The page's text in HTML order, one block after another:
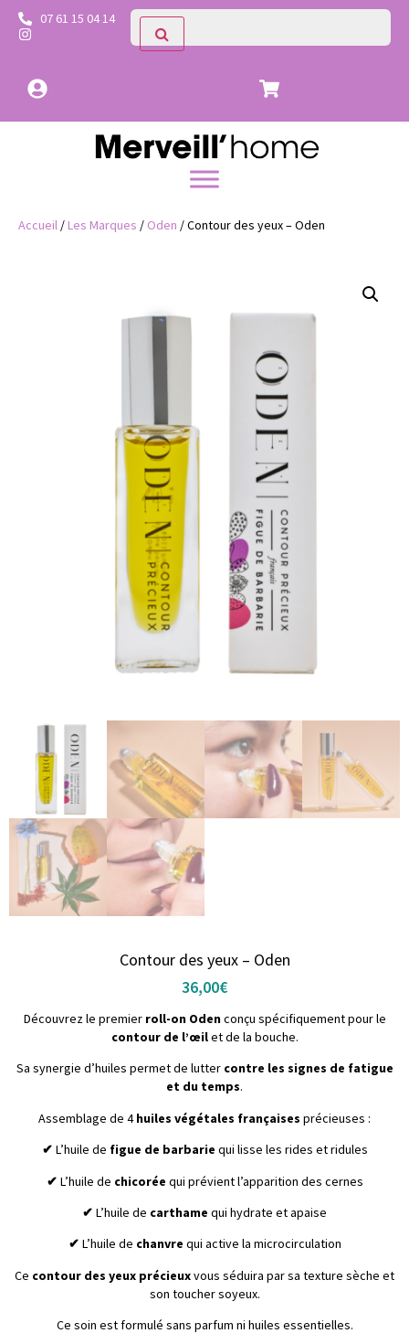
07 61 15 04 14
Accueil /Les Marques / Oden / Contour des yeux – Oden
Contour des yeux – Oden
36,00€
Découvrez le premier roll-on Odenconçu spécifiquement pour le
contour de l’œilet de la bouche.
Sa synergie d’huiles permet de lutter contre les signes de fatigue
et du temps.
Assemblage de 4huiles végétales françaises précieuses :
✔ L’huile de figue de barbarie qui lisse les rides et ridules
✔ L’huile de chicorée qui prévient l’apparition des cernes
✔ L’huile de carthame qui hydrate et apaise
✔ L’huile de chanvre qui active la microcirculation
Ce contour des yeux précieuxvous séduira par sa texture sèche et
son toucher soyeux.
Ce soin est formulé sans parfum ni huiles essentielles.